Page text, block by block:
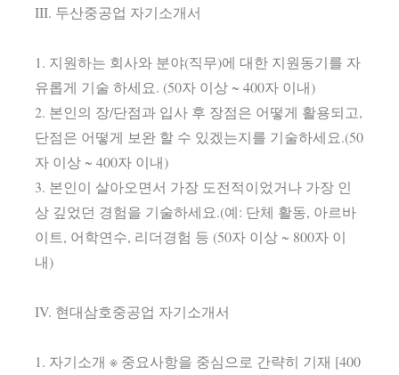
III. 두산중공업 자기소개서
1. 지원하는 회사와 분야(직무)에 대한 지원동기를 자
유롭게 기술 하세요. (50자 이상 ~ 400자 이내)
2. 본인의 장/단점과 입사 후 장점은 어떻게 활용되고,
단점은 어떻게 보완 할 수 있겠는지를 기술하세요.(50
자 이상 ~ 400자 이내)
3. 본인이 살아오면서 가장 도전적이었거나 가장 인
상 깊었던 경험을 기술하세요.(예: 단체 활동, 아르바
이트, 어학연수, 리더경험 등 (50자 이상 ~ 800자 이
내)
IV. 현대삼호중공업 자기소개서
1. 자기소개 ※ 중요사항을 중심으로 간략히 기재 [400